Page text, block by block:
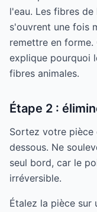
l'eau. Les fibres
s'ouvrent une fois
remettre en
explique pourquoi
fibres animales.
Étape 2 :
Sortez votre pièce
dessous. Ne
seul bord, car le
irréversible.
Étalez la pièce sur